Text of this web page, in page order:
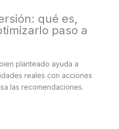
qué es,
paso a
planteado ayuda a
reales con acciones
las recomendaciones.